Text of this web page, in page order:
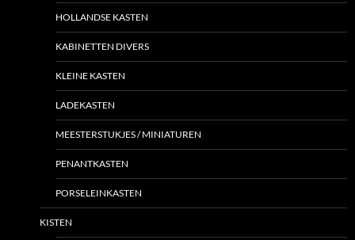
HOLLANDSE KASTEN
KABINETTEN DIVERS
KLEINE KASTEN
LADEKASTEN
MEESTERSTUKJES / MINIATUREN
PENANTKASTEN
PORSELEINKASTEN
KISTEN